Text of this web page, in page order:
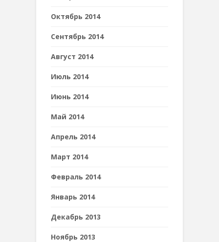
Октябрь 2014
Сентябрь 2014
Август 2014
Июль 2014
Июнь 2014
Май 2014
Апрель 2014
Март 2014
Февраль 2014
Январь 2014
Декабрь 2013
Ноябрь 2013